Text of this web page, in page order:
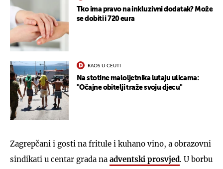
Tko ima pravo na inkluzivni dodatak? Može
se dobiti i 720 eura
KAOS U CEUTI
Na stotine maloljetnika lutaju ulicama:
"Očajne obitelji traže svoju djecu"
Zagrepčani i gosti na fritule i kuhano vino, a obrazovni
sindikati u centar grada na adventski prosvjed. U borbu